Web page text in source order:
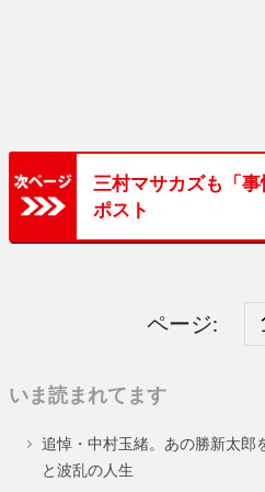
三村マサカズも「
ポスト
ページ:
いま読まれてます
追悼・中村玉緒。あの勝新太郎
と波乱の人生